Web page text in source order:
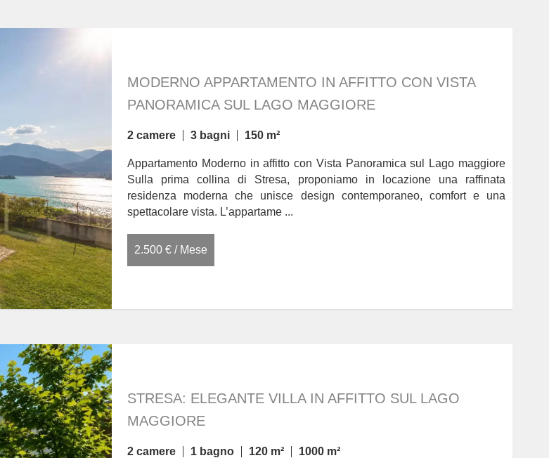
MODERNO APPARTAMENTO IN AFFITTO CON VISTA
PANORAMICA SUL LAGO MAGGIORE
2 camere 3 bagni 150 m²
Appartamento Moderno in affitto con Vista Panoramica sul Lago maggiore
Sulla prima collina di Stresa, proponiamo in locazione una raffinata
residenza moderna che unisce design contemporaneo, comfort e una
spettacolare vista. L’appartame ...
2.500 € / Mese
STRESA: ELEGANTE VILLA IN AFFITTO SUL LAGO
MAGGIORE
2 camere 1 bagno 120 m² 1000 m²